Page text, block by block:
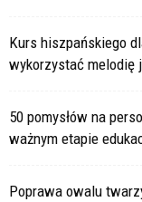
Kurs hiszpańskiego
wykorzystać melodię
50 pomysłów na
ważnym etapie
Poprawa owalu